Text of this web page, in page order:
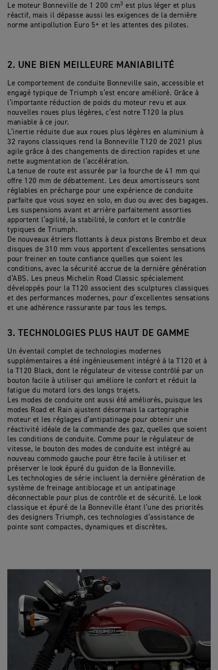
Le moteur Bonneville de 1 200 cm3 est plus léger et plus
réactif, mais il dépasse aussi les exigences de la dernière
norme antipollution Euro 5+ et les attentes des pilotes.
2. UNE BIEN MEILLEURE MANIABILITÉ
Le comportement de conduite Bonneville sain, accessible et
engagé typique de Triumph s’est encore amélioré. Grâce à
l’importante réduction de poids du moteur revu et aux
nouvelles roues plus légères, c’est notre T120 la plus
maniable à ce jour.
L’inertie réduite due aux roues plus légères en aluminium à
32 rayons classiques rend la Bonneville T120 de 2021 plus
agile grâce à des changements de direction rapides et une
nette augmentation de l’accélération.
La tenue de route est assurée par la fourche de 41 mm qui
offre 120 mm de débattement. Les deux amortisseurs sont
réglables en précharge pour une expérience de conduite
parfaite que vous soyez en solo, en duo ou avec des bagages.
Les suspensions avant et arrière parfaitement assorties
apportent l’agilité, la stabilité, le confort et le contrôle
typiques de Triumph.
De nouveaux étriers flottants à deux pistons Brembo et deux
disques de 310 mm vous apportent d’excellentes sensations
pour freiner en toute confiance quelles que soient les
conditions, avec la sécurité accrue de la dernière génération
d’ABS. Les pneus Michelin Road Classic spécialement
développés pour la T120 associent des sculptures classiques
et des performances modernes, pour d’excellentes sensations
et une adhérence rassurante par tous les temps.
3. TECHNOLOGIES PLUS HAUT DE GAMME
Un éventail complet de technologies modernes
supplémentaires a été ingénieusement intégré à la T120 et à
la T120 Black, dont le régulateur de vitesse contrôlé par un
bouton facile à utiliser qui améliore le confort et réduit la
fatigue du motard lors des longs trajets.
Les modes de conduite ont aussi été améliorés, puisque les
modes Road et Rain ajustent désormais la cartographie
moteur et les réglages d’antipatinage pour obtenir une
réactivité idéale de la commande des gaz, quelles que soient
les conditions de conduite. Comme pour le régulateur de
vitesse, le bouton des modes de conduite est intégré au
nouveau commodo gauche pour être facile à utiliser et
préserver le look épuré du guidon de la Bonneville.
Les technologies de série incluent la dernière génération de
système de freinage antiblocage et un antipatinage
déconnectable pour plus de contrôle et de sécurité. Le look
classique et épuré de la Bonneville étant l’une des priorités
des designers Triumph, ces technologies d’assistance de
pointe sont compactes, dynamiques et discrètes.